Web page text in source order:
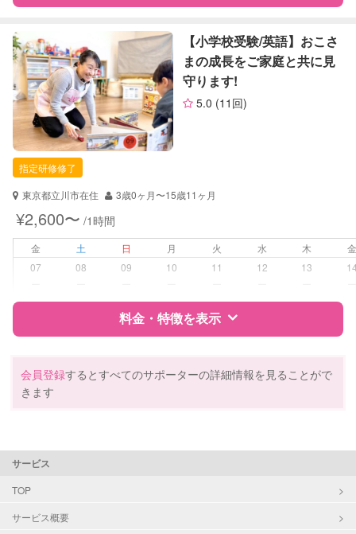
障がい児対応 対応可否は個別に相談
レッスン 英語レッスン
定期予約 可能
お子様の撮影
（定期特典）
特徴 レビュー
サポートの特徴
資格
企業型割引対象(旧内閣府補助対象)
自治体届出済ベビーシッター
保育士
夜間対応
お泊まり保育
病児、病後児、ともに可能
障がい児対応 認定あり
レッスン
お子様の撮影
（定期特典）
【小学校受験/英語】おこさ
まの成長をご家庭と共に見
守ります!
5.0 (11回)
指定研修修了
東京都立川市在住
3歳0ヶ月〜15歳11ヶ月
¥2,600〜 /1時間
金 土 日 月 火 水 木
07
08 09 10 11 12 13
料金・特徴を表示
資格
自治体届出済ベビーシッター
対応可能/特徴
会員登録するとすべてのサポーターの詳細情報を見ることがで
きます
サービス
TOP
サービス概要